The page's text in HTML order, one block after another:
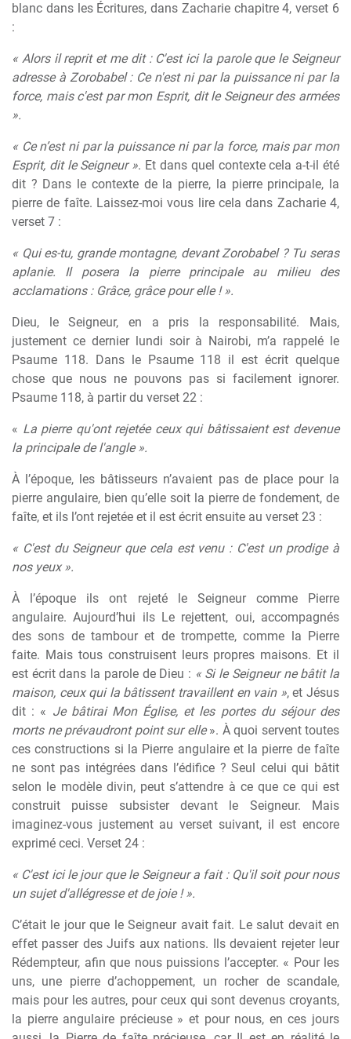
blanc dans les Écritures, dans Zacharie chapitre 4, verset 6
:
« Alors il reprit et me dit : C'est ici la parole que le Seigneur
adresse à Zorobabel : Ce n'est ni par la puissance ni par la
force, mais c'est par mon Esprit, dit le Seigneur des armées
».
« Ce n’est ni par la puissance ni par la force, mais par mon
Esprit, dit le Seigneur ». Et dans quel contexte cela a-t-il été
dit ? Dans le contexte de la pierre, la pierre principale, la
pierre de faîte. Laissez-moi vous lire cela dans Zacharie 4,
verset 7 :
« Qui es-tu, grande montagne, devant Zorobabel ? Tu seras
aplanie. Il posera la pierre principale au milieu des
acclamations : Grâce, grâce pour elle ! ».
Dieu, le Seigneur, en a pris la responsabilité. Mais,
justement ce dernier lundi soir à Nairobi, m’a rappelé le
Psaume 118. Dans le Psaume 118 il est écrit quelque
chose que nous ne pouvons pas si facilement ignorer.
Psaume 118, à partir du verset 22 :
« La pierre qu'ont rejetée ceux qui bâtissaient est devenue
la principale de l'angle ».
À l’époque, les bâtisseurs n’avaient pas de place pour la
pierre angulaire, bien qu’elle soit la pierre de fondement, de
faîte, et ils l’ont rejetée et il est écrit ensuite au verset 23 :
« C'est du Seigneur que cela est venu : C'est un prodige à
nos yeux ».
À l’époque ils ont rejeté le Seigneur comme Pierre
angulaire. Aujourd’hui ils Le rejettent, oui, accompagnés
des sons de tambour et de trompette, comme la Pierre
faite. Mais tous construisent leurs propres maisons. Et il
est écrit dans la parole de Dieu : « Si le Seigneur ne bâtit la
maison, ceux qui la bâtissent travaillent en vain », et Jésus
dit : « Je bâtirai Mon Église, et les portes du séjour des
morts ne prévaudront point sur elle». À quoi servent toutes
ces constructions si la Pierre angulaire et la pierre de faîte
ne sont pas intégrées dans l’édifice ? Seul celui qui bâtit
selon le modèle divin, peut s’attendre à ce que ce qui est
construit puisse subsister devant le Seigneur. Mais
imaginez-vous justement au verset suivant, il est encore
exprimé ceci. Verset 24 :
« C'est ici le jour que le Seigneur a fait : Qu'il soit pour nous
un sujet d'allégresse et de joie ! ».
C’était le jour que le Seigneur avait fait. Le salut devait en
effet passer des Juifs aux nations. Ils devaient rejeter leur
Rédempteur, afin que nous puissions l’accepter. « Pour les
uns, une pierre d’achoppement, un rocher de scandale,
mais pour les autres, pour ceux qui sont devenus croyants,
la pierre angulaire précieuse » et pour nous, en ces jours